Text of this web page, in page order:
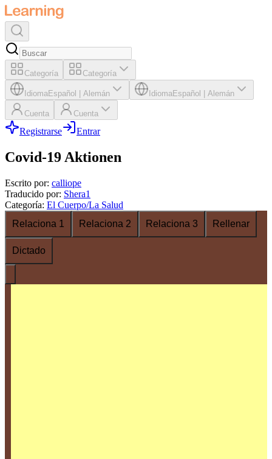
Categoría Categoría
IdiomaEspañol Alemán IdiomaEspañol Alemán
Cuenta Cuenta
Registrarse Entrar
Covid-19 Aktionen
Escrito por: calliope
Traducido por: Shera1
Categoría: El Cuerpo/La Salud
Relaciona 1
Relaciona 2 Relaciona 3 Rellenar
Dictado